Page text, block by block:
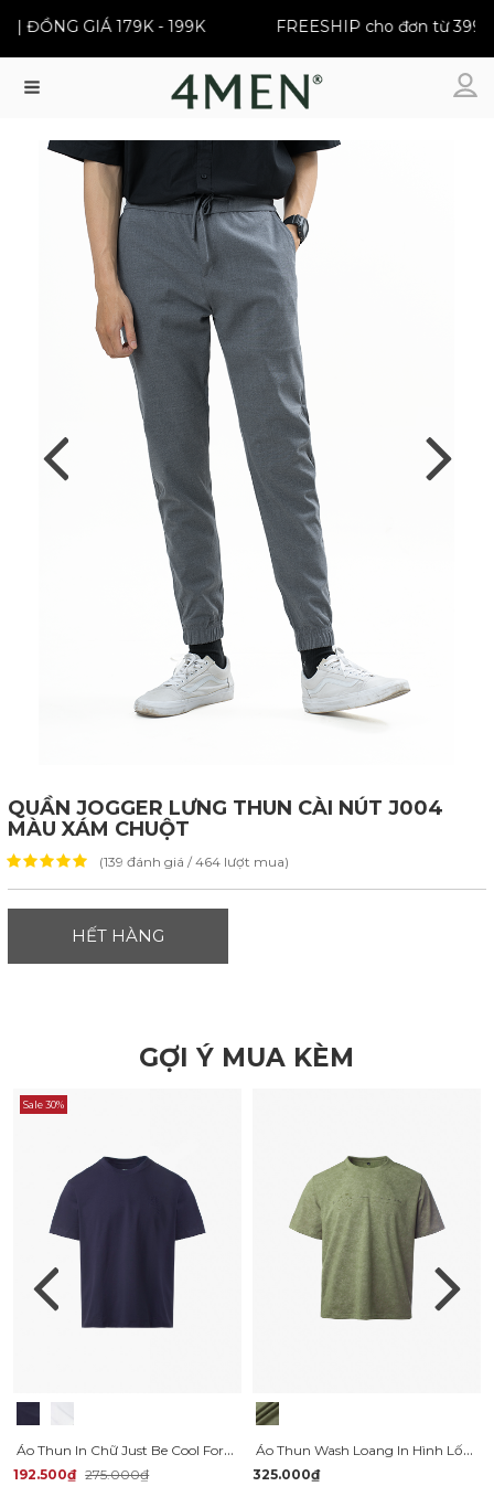
GIÁ 179K - 199K FREESHIP cho đơn từ 399K
QUẦN JOGGER LƯNG THUN CÀI NÚT J004
MÀU XÁM CHUỘT
(139 đánh giá / 464 lượt mua)
HẾT HÀNG
GỢI Ý MUA KÈM
Sale 30%
Áo Thun In Chữ Just Be Cool Form Regular AT169
192.500₫ 275.000₫
Áo Thun Wash Loang In Hình Lốc Xoáy Form Relax AT173
325.000₫